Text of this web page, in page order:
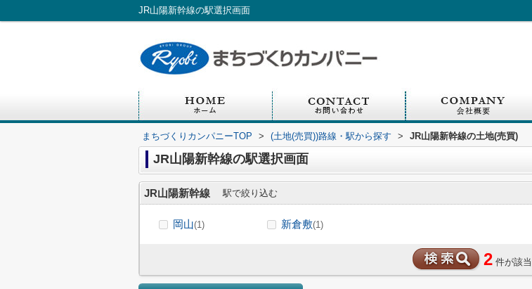
JR山陽新幹線の駅選択画面
まちづくりカンパニーTOP > (土地(売買))路線・駅から探す > JR山陽新幹線の土地(売買)
JR山陽新幹線の駅選択画面
JR山陽新幹線 駅で絞り込む
岡山(1) 新倉敷(1)
2 件が該当